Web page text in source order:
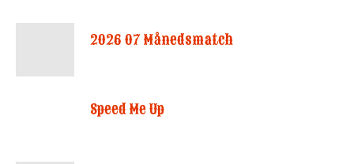
2026 07 Månedsmatch
Speed Me Up